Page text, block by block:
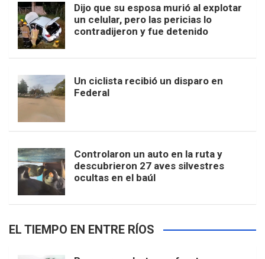
Dijo que su esposa murió al explotar
un celular, pero las pericias lo
contradijeron y fue detenido
Un ciclista recibió un disparo en
Federal
Controlaron un auto en la ruta y
descubrieron 27 aves silvestres
ocultas en el baúl
EL TIEMPO EN ENTRE RÍOS